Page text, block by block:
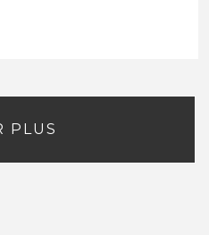
PLUS